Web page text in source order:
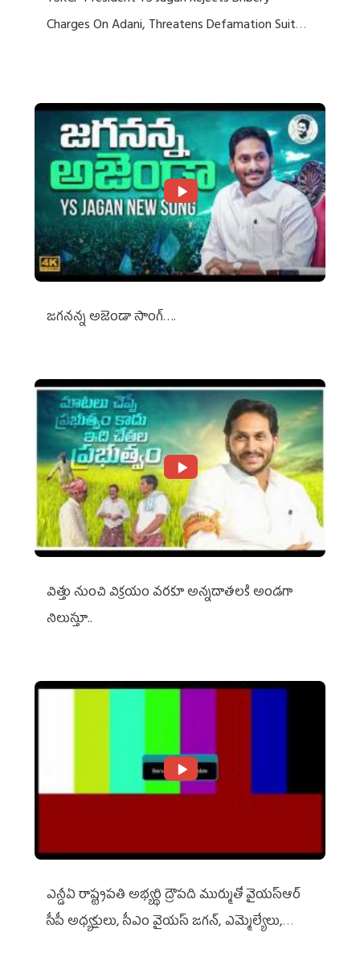
Charges On Adani, Threatens Defamation Suit
జగనన్న అజెండా సాంగ్….
విత్తు నుంచి విక్రయం వరకూ అన్నదాతలకి అండగా
నిలుస్తూ..
ఎన్డీఏ రాష్ట్ర‌ప‌తి అభ్య‌ర్థి ద్రౌప‌ది ముర్ముతో వైయ‌స్ఆర్
సీపీ అధ్య‌క్షులు, సీఎం వైయ‌స్ జ‌గ‌న్, ఎమ్మెల్యేలు,